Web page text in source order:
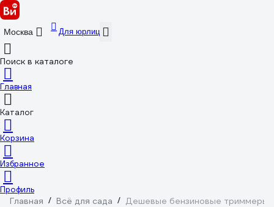
Москва Для юрлиц
Поиск в каталоге
Главная
Каталог
Корзина
Избранное
Профиль
Главная / Всё для сада / Дешевые бензиновые триммеры